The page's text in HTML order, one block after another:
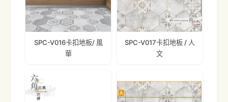
SPC-V016卡扣地板/ 風
華
SPC-V017卡扣地板 / 人
文